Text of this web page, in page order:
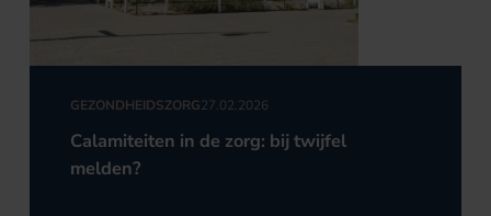
GEZONDHEIDSZORG27.02.2026
Calamiteiten in de zorg: bij twijfel
melden?